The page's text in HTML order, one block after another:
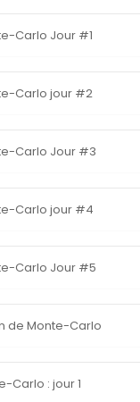
Carlo Jour #1
Carlo jour #2
Carlo Jour #3
Carlo jour #4
Carlo Jour #5
de Monte-Carlo
Carlo : jour 1